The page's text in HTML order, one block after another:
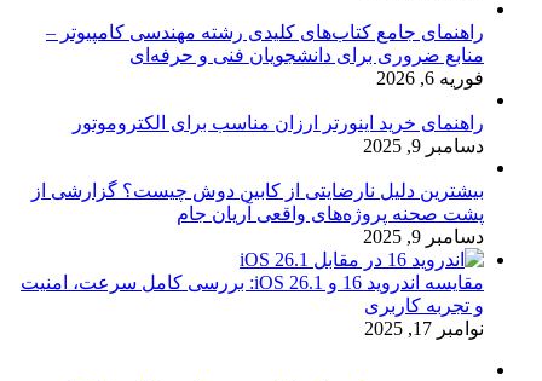
راهنمای جامع کتاب‌های کلیدی رشته مهندسی کامپیوتر –
منابع ضروری برای دانشجویان فنی و حرفه‌ای
فوریه 6, 2026
راهنمای خرید اینورتر ارزان مناسب برای الکتروموتور
دسامبر 9, 2025
بیشترین دلیل نارضایتی از کابین دوش چیست؟ گزارشی از
پشت صحنه پروژه‌های واقعی آریان جام
دسامبر 9, 2025
مقایسه اندروید 16 و iOS 26.1: بررسی کامل سرعت، امنیت
و تجربه کاربری
نوامبر 17, 2025